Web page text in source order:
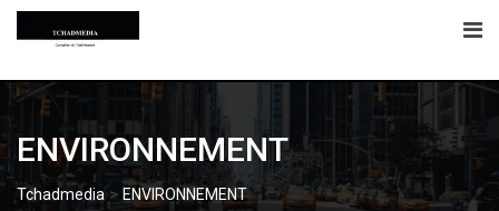
Skip
ENVIRONNEMENT
Tchadmedia> ENVIRONNEMENT